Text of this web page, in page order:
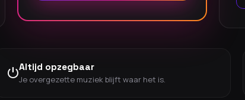
⏻Altijd opzegbaar
Je overgezette muziek blijft waar het is.